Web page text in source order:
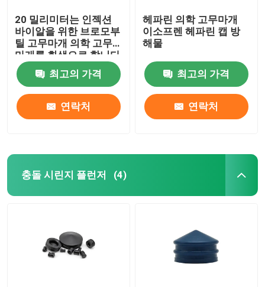
20 밀리미터는 인젝션
바이알을 위한 브로모부
틸 고무마개 의학 고무
마개를 회색으로 합니다
최고의 가격
연락처
헤파린 의학 고무마개
이소프렌 헤파린 캡 방
해물
최고의 가격
연락처
충돌 시린지 플런저 (4)